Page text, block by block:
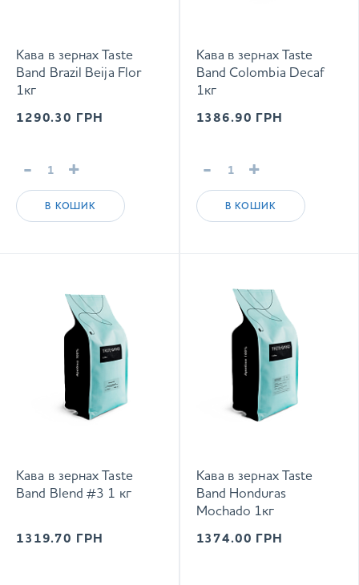
Кава в зернах Taste
Band Brazil Beija Flor
1кг
1290.30 ГРН
- +
В КОШИК
Кава в зернах Taste
Band Colombia Decaf
1кг
1386.90 ГРН
- +
В КОШИК
Кава в зернах Taste
Band Blend #3 1 кг
1319.70 ГРН
Кава в зернах Taste
Band Honduras
Mochado 1кг
1374.00 ГРН